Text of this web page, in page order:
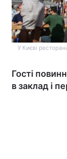
У Києві
Гості
в заклад і